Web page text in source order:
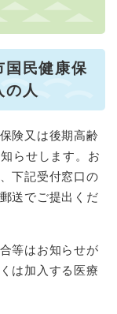
国民健康保
人
険又は後期高齢
らせします。お
下記受付窓口の
送でご提出くだ
等はお知らせが
は加入する医療